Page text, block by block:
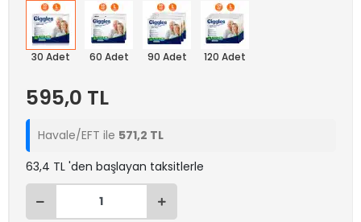
30 Adet 60 Adet 90 Adet 120 Adet
595,0 TL
Havale/EFT ile 571,2 TL
63,4 TL 'den başlayan taksitlerle